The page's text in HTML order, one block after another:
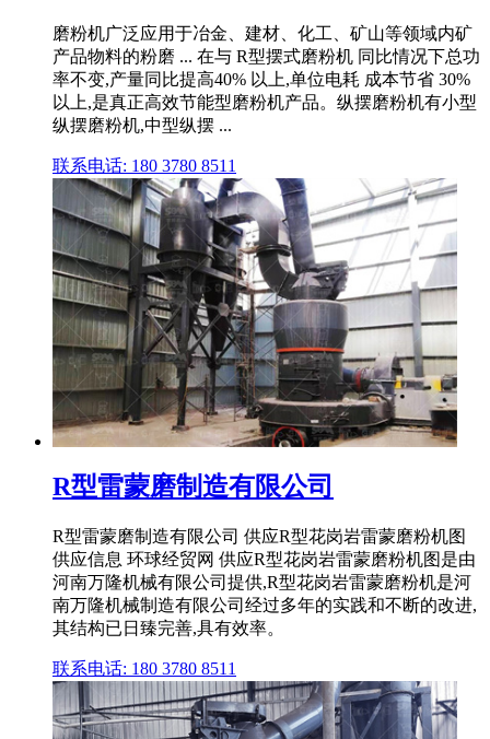
磨粉机广泛应用于冶金、建材、化工、矿山等领域内矿
产品物料的粉磨 ... 在与 R型摆式磨粉机 同比情况下总功
率不变,产量同比提高40% 以上,单位电耗 成本节省 30%
以上,是真正高效节能型磨粉机产品。纵摆磨粉机有小型
纵摆磨粉机,中型纵摆 ...
联系电话: 180 3780 8511
R型雷蒙磨制造有限公司
R型雷蒙磨制造有限公司 供应R型花岗岩雷蒙磨粉机图
供应信息 环球经贸网 供应R型花岗岩雷蒙磨粉机图是由
河南万隆机械有限公司提供,R型花岗岩雷蒙磨粉机是河
南万隆机械制造有限公司经过多年的实践和不断的改进,
其结构已日臻完善,具有效率。
联系电话: 180 3780 8511